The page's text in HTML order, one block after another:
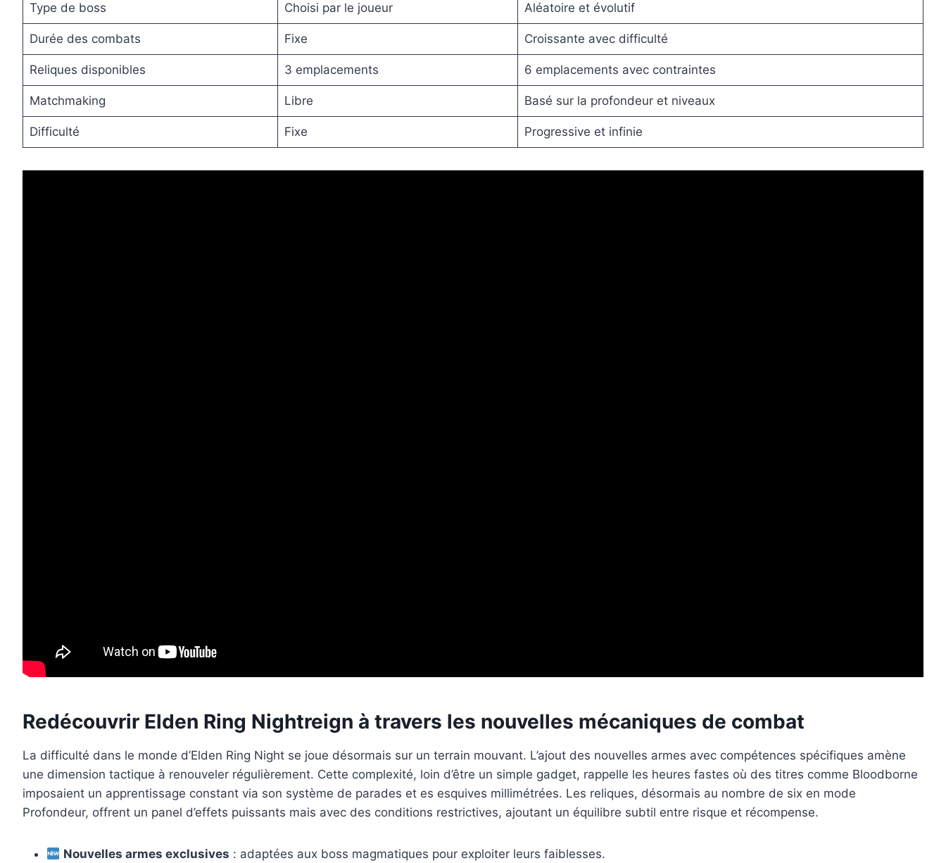
Type de boss Choisi par le joueur Aléatoire et évolutif
Durée des combats Fixe Croissante avec difficulté
Reliques disponibles 3 emplacements 6 emplacements avec contraintes
Matchmaking Libre Basé sur la profondeur et niveaux
Difficulté Fixe Progressive et infinie
Redécouvrir Elden Ring Nightreign à travers les nouvelles mécaniques de combat
La difficulté dans le monde d’Elden Ring Night se joue désormais sur un terrain mouvant. L’ajout des nouvelles armes avec compétences spécifiques amène
une dimension tactique à renouveler régulièrement. Cette complexité, loin d’être un simple gadget, rappelle les heures fastes où des titres comme Bloodborne
imposaient un apprentissage constant via son système de parades et es esquives millimétrées. Les reliques, désormais au nombre de six en mode
Profondeur, offrent un panel d’effets puissants mais avec des conditions restrictives, ajoutant un équilibre subtil entre risque et récompense.
Nouvelles armes exclusives : adaptées aux boss magmatiques pour exploiter leurs faiblesses.